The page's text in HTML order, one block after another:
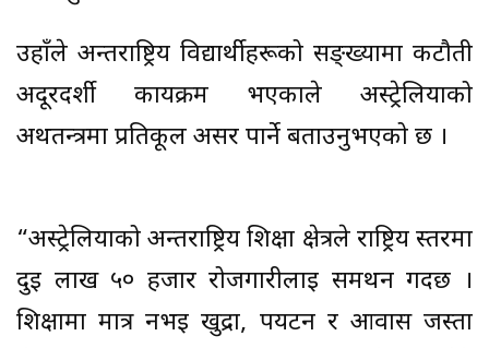
उहाँले अन्तर्राष्ट्रिय विद्यार्थीहरूको सङ्ख्यामा कटौती
अदूरदर्शी कार्यक्रम भएकाले अस्ट्रेलियाको
अर्थतन्त्रमा प्रतिकूल असर पार्ने बताउनुभएको छ ।
“अस्ट्रेलियाको अन्तर्राष्ट्रिय शिक्षा क्षेत्रले राष्ट्रिय स्तरमा
दुई लाख ५० हजार रोजगारीलाई समर्थन गर्दछ ।
शिक्षामा मात्र नभई खुद्रा, पर्यटन र आवास जस्ता